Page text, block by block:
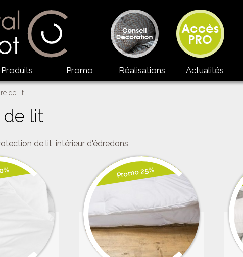
Produits Promo Réalisations Actualités
de lit
de lit
de lit, intérieur d'édredons
Promo 25%